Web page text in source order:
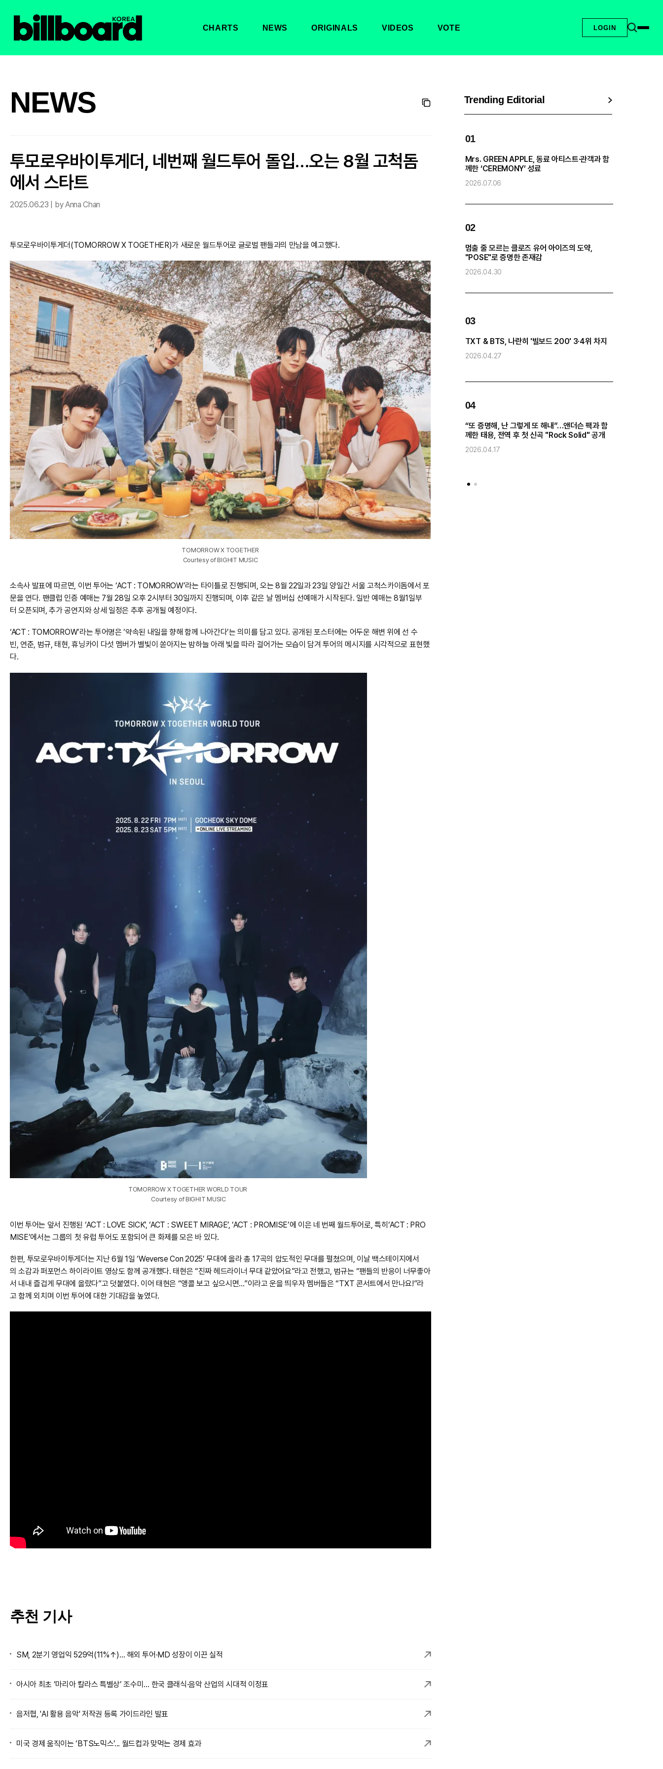
CHARTS NEWS ORIGINALS VIDEOS VOTE LOGIN
NEWS
투모로우바이투게더, 네번째 월드투어 돌입…오는 8월 고척돔
에서 스타트
2025.06.23 | by Anna Chan
투모로우바이투게더(TOMORROW X TOGETHER)가 새로운 월드투어로 글로벌 팬들과의 만남을 예고했다.
TOMORROW X TOGETHER
Courtesy of BIGHIT MUSIC
소속사 발표에 따르면, 이번 투어는 ‘ACT : TOMORROW’라는 타이틀로 진행되며, 오는 8월 22일과 23일 양일간 서울 고척스카이돔에서 포
문을 연다. 팬클럽 인증 예매는 7월 28일 오후 2시부터 30일까지 진행되며, 이후 같은 날 멤버십 선예매가 시작된다. 일반 예매는 8월1일부
터 오픈되며, 추가 공연지와 상세 일정은 추후 공개될 예정이다.
‘ACT : TOMORROW’라는 투어명은 ‘약속된 내일을 향해 함께 나아간다’는 의미를 담고 있다. 공개된 포스터에는 어두운 해변 위에 선 수
빈, 연준, 범규, 태현, 휴닝카이 다섯 멤버가 별빛이 쏟아지는 밤하늘 아래 빛을 따라 걸어가는 모습이 담겨 투어의 메시지를 시각적으로 표현했
다.
TOMORROW X TOGETHER WORLD TOUR
Courtesy of BIGHIT MUSIC
이번 투어는 앞서 진행된 ‘ACT : LOVE SICK’, ‘ACT : SWEET MIRAGE’, ‘ACT : PROMISE’에 이은 네 번째 월드투어로, 특히‘ACT : PRO
MISE’에서는 그룹의 첫 유럽 투어도 포함되어 큰 화제를 모은 바 있다.
한편, 투모로우바이투게더는 지난 6월 1일 ‘Weverse Con 2025’ 무대에 올라 총 17곡의 압도적인 무대를 펼쳤으며, 이날 백스테이지에서
의 소감과 퍼포먼스 하이라이트 영상도 함께 공개했다. 태현은 “진짜 헤드라이너 무대 같았어요”라고 전했고, 범규는 “팬들의 반응이 너무좋아
서 내내 즐겁게 무대에 올랐다”고 덧붙였다. 이어 태현은 “앵콜 보고 싶으시면…”이라고 운을 띄우자 멤버들은 “TXT 콘서트에서 만나요!”라
고 함께 외치며 이번 투어에 대한 기대감을 높였다.
추천 기사
SM, 2분기 영업익 529억(11%↑)… 해외 투어·MD 성장이 이끈 실적
아시아 최초 ‘마리아 칼라스 특별상’ 조수미… 한국 클래식·음악 산업의 시대적 이정표
음저협, 'AI 활용 음악' 저작권 등록 가이드라인 발표
미국 경제 움직이는 ‘BTS노믹스’... 월드컵과 맞먹는 경제 효과
Trending Editorial
01
Mrs. GREEN APPLE, 동료 아티스트·관객과 함
께한 ‘CEREMONY’ 성료
2026.07.06
02
멈출 줄 모르는 클로즈 유어 아이즈의 도약,
"POSE"로 증명한 존재감
2026.04.30
03
TXT & BTS, 나란히 '빌보드 200' 3·4위 차지
2026.04.27
04
“또 증명해, 난 그렇게 또 해내”…앤더슨 팩과 함
께한 태용, 전역 후 첫 신곡 "Rock Solid" 공개
2026.04.17